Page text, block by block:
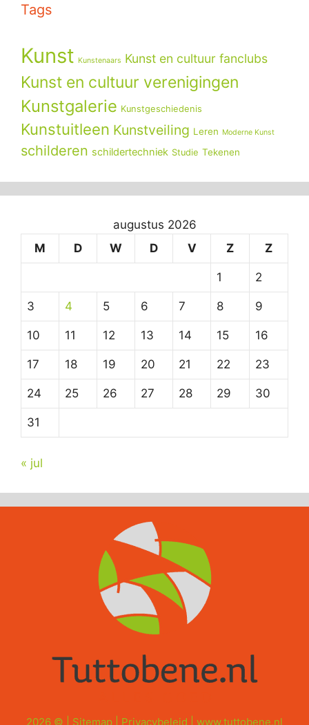
Tags
Kunst Kunstenaars Kunst en cultuur fanclubs
Kunst en cultuur verenigingen
Kunstgalerie Kunstgeschiedenis
Kunstuitleen Kunstveiling Leren Moderne Kunst
schilderen schildertechniek Studie Tekenen
augustus 2026
M
D W D V Z Z
1 2
3 4 5 6 7 8 9
10 11 12 13 14 15 16
17 18 19 20 21 22 23
24 25 26 27 28 29 30
31
« jul
2026 © | Sitemap Privacybeleid www.tuttobene.nl